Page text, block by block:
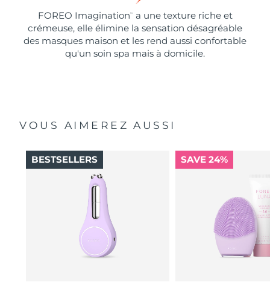
FOREO Imagination ™
a une texture riche et
crémeuse, elle élimine la sensation désagréable
des masques maison et les rend aussi confortable
qu'un soin spa mais à domicile.
VOUS AIMEREZ AUSSI
BESTSELLERS SAVE 24%